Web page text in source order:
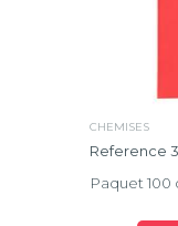
CHEMISES
Reference
Paquet 100